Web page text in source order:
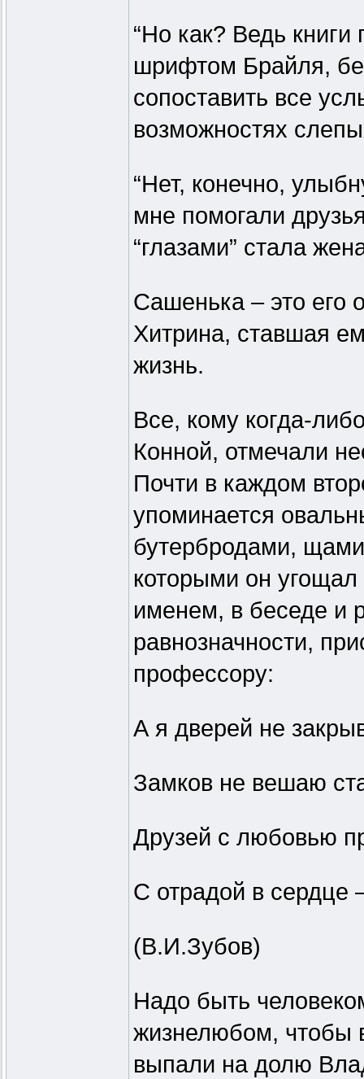
“Но как? Ведь
шрифтом Брайля,
сопоставить все
возможностях
“Нет, конечно,
мне помогали
“глазами” стала
Сашенька – это его
Хитрина, ставшая
жизнь.
Все, кому когда-
Конной, отмечали
Почти в каждом
упоминается
бутербродами,
которыми он
именем, в беседе и
равнозначности,
профессору:
А я дверей не
Замков не вешаю
Друзей с любовью
С отрадой в сердце
(В.И.Зубов)
Надо быть
жизнелюбом, чтобы
выпали на долю